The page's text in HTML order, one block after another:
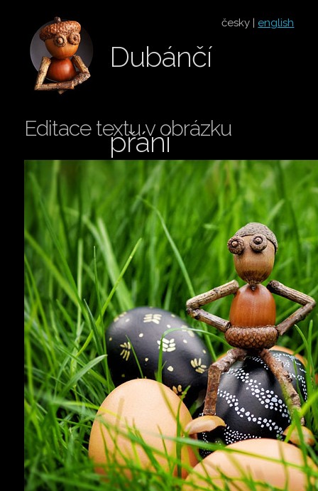
česky | english
Dubánčí
přání
Editace textu v obrázku